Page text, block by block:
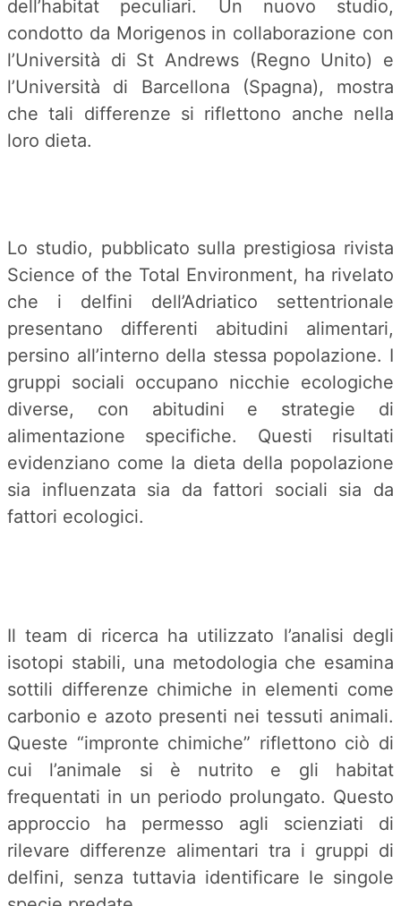
dell’habitat peculiari. Un nuovo studio,
condotto da Morigenos in collaborazione con
l’Università di St Andrews (Regno Unito) e
l’Università di Barcellona (Spagna), mostra
che tali differenze si riflettono anche nella
loro dieta.
Lo studio, pubblicato sulla prestigiosa rivista
Science of the Total Environment, ha rivelato
che i delfini dell’Adriatico settentrionale
presentano differenti abitudini alimentari,
persino all’interno della stessa popolazione. I
gruppi sociali occupano nicchie ecologiche
diverse, con abitudini e strategie di
alimentazione specifiche. Questi risultati
evidenziano come la dieta della popolazione
sia influenzata sia da fattori sociali sia da
fattori ecologici.
Il team di ricerca ha utilizzato l’analisi degli
isotopi stabili, una metodologia che esamina
sottili differenze chimiche in elementi come
carbonio e azoto presenti nei tessuti animali.
Queste “impronte chimiche” riflettono ciò di
cui l’animale si è nutrito e gli habitat
frequentati in un periodo prolungato. Questo
approccio ha permesso agli scienziati di
rilevare differenze alimentari tra i gruppi di
delfini, senza tuttavia identificare le singole